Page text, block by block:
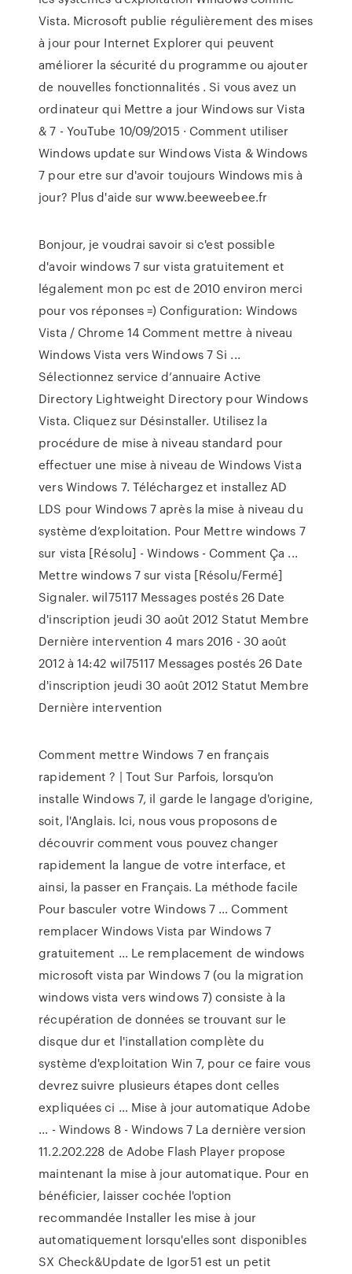
Vista. Microsoft publie régulièrement des mises
à jour pour Internet Explorer qui peuvent
améliorer la sécurité du programme ou ajouter
de nouvelles fonctionnalités . Si vous avez un
ordinateur qui Mettre a jour Windows sur Vista
& 7 - YouTube 10/09/2015 · Comment utiliser
Windows update sur Windows Vista & Windows
7 pour etre sur d'avoir toujours Windows mis à
jour? Plus d'aide sur www.beeweebee.fr
Bonjour, je voudrai savoir si c'est possible
d'avoir windows 7 sur vista gratuitement et
légalement mon pc est de 2010 environ merci
pour vos réponses =) Configuration: Windows
Vista / Chrome 14 Comment mettre à niveau
Windows Vista vers Windows 7 Si ...
Sélectionnez service d’annuaire Active
Directory Lightweight Directory pour Windows
Vista. Cliquez sur Désinstaller. Utilisez la
procédure de mise à niveau standard pour
effectuer une mise à niveau de Windows Vista
vers Windows 7. Téléchargez et installez AD
LDS pour Windows 7 après la mise à niveau du
système d’exploitation. Pour Mettre windows 7
sur vista [Résolu] - Windows - Comment Ça ...
Mettre windows 7 sur vista [Résolu/Fermé]
Signaler. wil75117 Messages postés 26 Date
d'inscription jeudi 30 août 2012 Statut Membre
Dernière intervention 4 mars 2016 - 30 août
2012 à 14:42 wil75117 Messages postés 26 Date
d'inscription jeudi 30 août 2012 Statut Membre
Dernière intervention
Comment mettre Windows 7 en français
rapidement ? | Tout Sur Parfois, lorsqu'on
installe Windows 7, il garde le langage d'origine,
soit, l'Anglais. Ici, nous vous proposons de
découvrir comment vous pouvez changer
rapidement la langue de votre interface, et
ainsi, la passer en Français. La méthode facile
Pour basculer votre Windows 7 … Comment
remplacer Windows Vista par Windows 7
gratuitement ... Le remplacement de windows
microsoft vista par Windows 7 (ou la migration
windows vista vers windows 7) consiste à la
récupération de données se trouvant sur le
disque dur et l'installation complète du
système d'exploitation Win 7, pour ce faire vous
devrez suivre plusieurs étapes dont celles
expliquées ci … Mise à jour automatique Adobe
... - Windows 8 - Windows 7 La dernière version
11.2.202.228 de Adobe Flash Player propose
maintenant la mise à jour automatique. Pour en
bénéficier, laisser cochée l'option
recommandée Installer les mise à jour
automatiquement lorsqu'elles sont disponibles
SX Check&Update de Igor51 est un petit